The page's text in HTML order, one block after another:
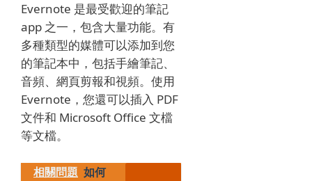
Evernote 是最受歡迎的筆記
app 之一，包含大量功能。 有
多種類型的媒體可以添加到您
的筆記本中，包括手繪筆記、
音頻、網頁剪報和視頻。 使用
Evernote，您還可以插入 PDF
文件和 Microsoft Office 文檔
等文檔。
相關問題 如何